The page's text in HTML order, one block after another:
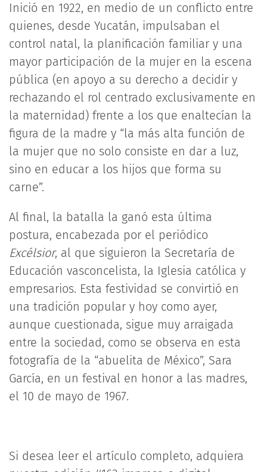
Inició en 1922, en medio de un conflicto entre
quienes, desde Yucatán, impulsaban el
control natal, la planificación familiar y una
mayor participación de la mujer en la escena
pública (en apoyo a su derecho a decidir y
rechazando el rol centrado exclusivamente en
la maternidad) frente a los que enaltecían la
figura de la madre y “la más alta función de
la mujer que no solo consiste en dar a luz,
sino en educar a los hijos que forma su
carne”.
Al final, la batalla la ganó esta última
postura, encabezada por el periódico
Excélsior, al que siguieron la Secretaría de
Educación vasconcelista, la Iglesia católica y
empresarios. Esta festividad se convirtió en
una tradición popular y hoy como ayer,
aunque cuestionada, sigue muy arraigada
entre la sociedad, como se observa en esta
fotografía de la “abuelita de México”, Sara
García, en un festival en honor a las madres,
el 10 de mayo de 1967.
Si desea leer el artículo completo, adquiera